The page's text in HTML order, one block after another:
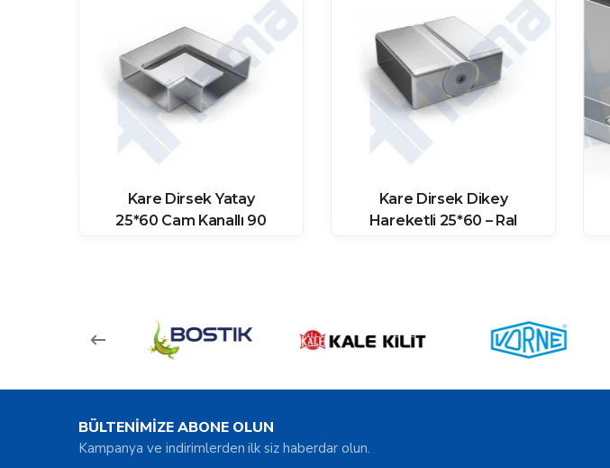
Kare Dirsek Yatay
25*60 Cam Kanallı 90
Kare Dirsek Dikey
Hareketli 25*60 – Ral
BÜLTENİMİZE ABONE OLUN
Kampanya ve indirimlerden ilk siz haberdar olun.